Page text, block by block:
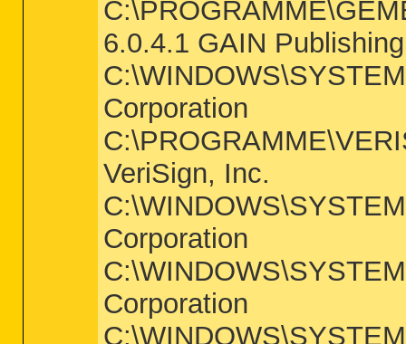
6.0.4.1 GAIN Publishing
Corporation
VeriSign, Inc.
Corporation
Corporation